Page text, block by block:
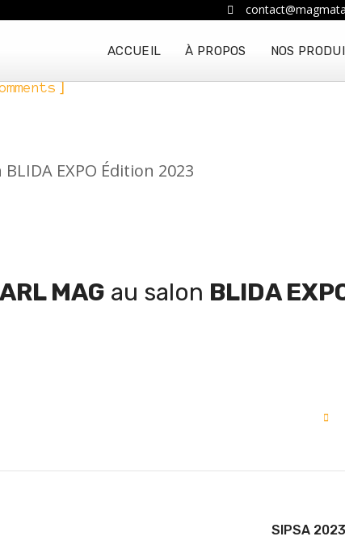
ACCUEIL À PROPOS NOS
]
EXPO Édition 2023
MAG au salon BLIDA
SIPSA 2023